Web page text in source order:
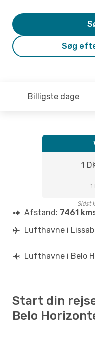
Søg
Billigste dage
1
1
Sidst
Afstand: 7461
Lufthavne i
Lufthavne i Belo
Start din
Belo